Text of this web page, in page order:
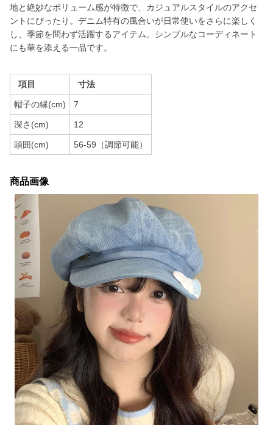
地と絶妙なボリューム感が特徴で、カジュアルスタイルのアクセ
ントにぴったり。デニム特有の風合いが日常使いをさらに楽しく
し、季節を問わず活躍するアイテム。シンプルなコーディネート
にも華を添える一品です。
項目 寸法
帽子の縁(cm) 7
深さ(cm) 12
頭囲(cm) 56-59（調節可能）
商品画像